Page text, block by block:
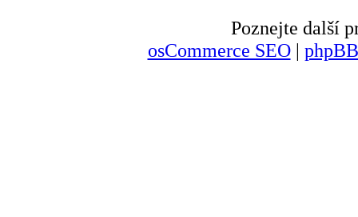
Poznejte další
osCommerce SEO|